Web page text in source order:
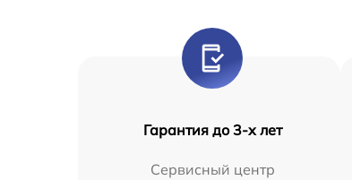
Гарантия до 3-х лет
Сервисный центр